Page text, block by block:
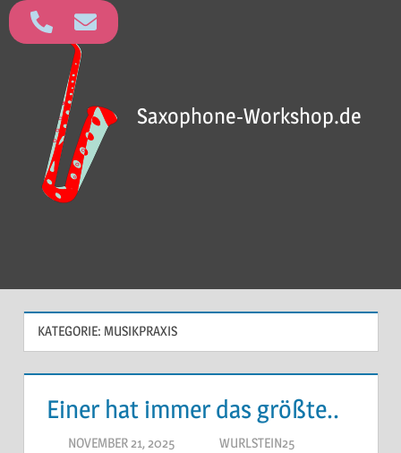
Saxophone-Workshop.de
KATEGORIE: MUSIKPRAXIS
Einer hat immer das größte..
NOVEMBER 21, 2025
WURLSTEIN25